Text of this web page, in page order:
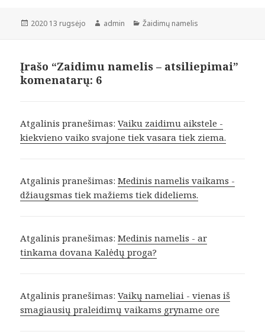
Paskelbta
2020 13 rugsėjo Autorius
admin Kategorijos
Žaidimų namelis
Įrašo “Zaidimu namelis – atsiliepimai”
komenatarų: 6
Atgalinis pranešimas:Vaiku zaidimu aikstele -
kiekvieno vaiko svajone tiek vasara tiek ziema.
Atgalinis pranešimas:Medinis namelis vaikams -
džiaugsmas tiek mažiems tiek dideliems.
Atgalinis pranešimas:Medinis namelis - ar
tinkama dovana Kalėdų proga?
Atgalinis pranešimas:Vaikų nameliai - vienas iš
smagiausių praleidimų vaikams gryname ore